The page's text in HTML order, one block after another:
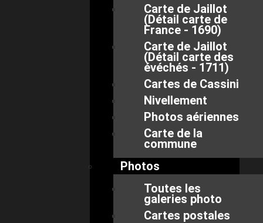
Carte de Jaillot
(Détail carte de
France - 1690)
Carte de Jaillot
(Détail carte des
évéchés - 1711)
Cartes de Cassini
Nivellement
Photos aériennes
Carte de la
commune
Photos
Toutes les
galeries photo
Cartes postales